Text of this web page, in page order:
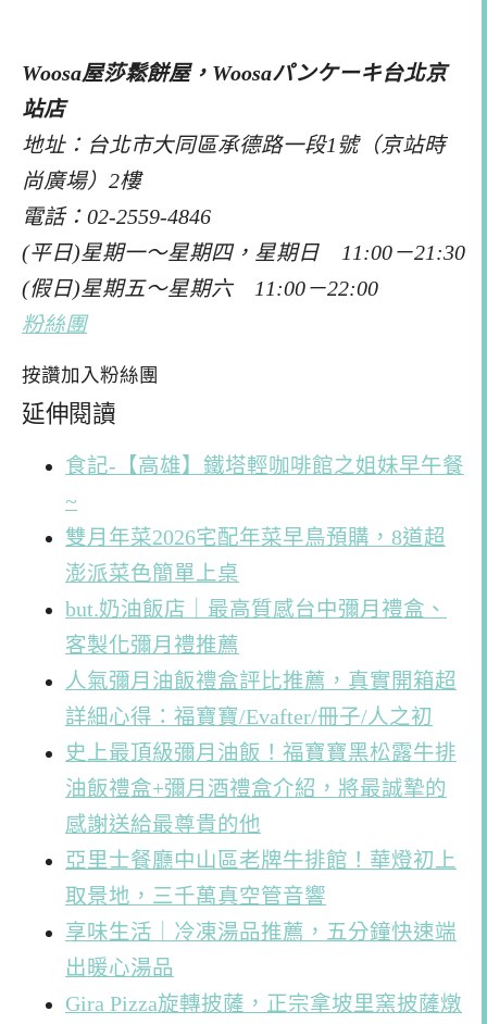
Woosa屋莎鬆餅屋，Woosaパンケーキ台北京
站店
地址：台北市大同區承德路一段1號（京站時
尚廣場）2樓
電話：02-2559-4846
(平日)星期一～星期四，星期日 11:00－21:30
(假日)星期五～星期六 11:00－22:00
粉絲團
按讚加入粉絲團
延伸閱讀
食記-【高雄】鐵塔輕咖啡館之姐妹早午餐
~
雙月年菜2026宅配年菜早鳥預購，8道超
澎派菜色簡單上桌
but.奶油飯店｜最高質感台中彌月禮盒、
客製化彌月禮推薦
人氣彌月油飯禮盒評比推薦，真實開箱超
詳細心得：福寶寶/Evafter/冊子/人之初
史上最頂級彌月油飯！福寶寶黑松露牛排
油飯禮盒+彌月酒禮盒介紹，將最誠摯的
感謝送給最尊貴的他
亞里士餐廳中山區老牌牛排館！華燈初上
取景地，三千萬真空管音響
享味生活｜冷凍湯品推薦，五分鐘快速端
出暖心湯品
Gira Pizza旋轉披薩，正宗拿坡里窯披薩燉